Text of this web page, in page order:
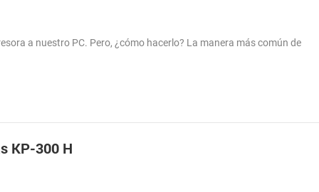
a nuestro PC. Pero, ¿cómo hacerlo? La manera más común de
KP-300 H